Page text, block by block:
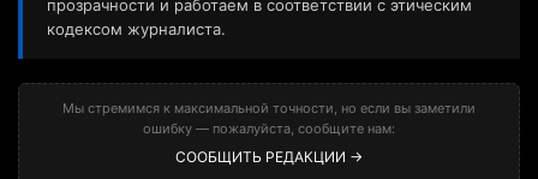
прозрачности и работаем в соответствии с этическим
кодексом журналиста.
Мы стремимся к максимальной точности, но если вы заметили
ошибку — пожалуйста, сообщите нам:
СООБЩИТЬ РЕДАКЦИИ →